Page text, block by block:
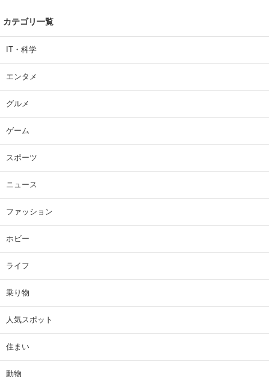
カテゴリ一覧
IT・科学
エンタメ
グルメ
ゲーム
スポーツ
ニュース
ファッション
ホビー
ライフ
乗り物
人気スポット
住まい
動物